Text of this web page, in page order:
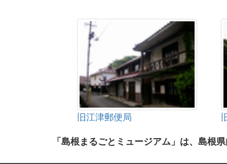
旧江津郵便局
「島根まるごとミュージアム」は、島根